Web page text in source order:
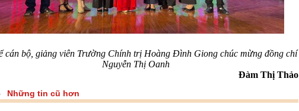
cán bộ, giảng viên Trường Chính trị Hoàng Đình Giong chúc mừng đồng chí
Nguyễn Thị Oanh
Đàm Thị Thảo
Những tin cũ hơn